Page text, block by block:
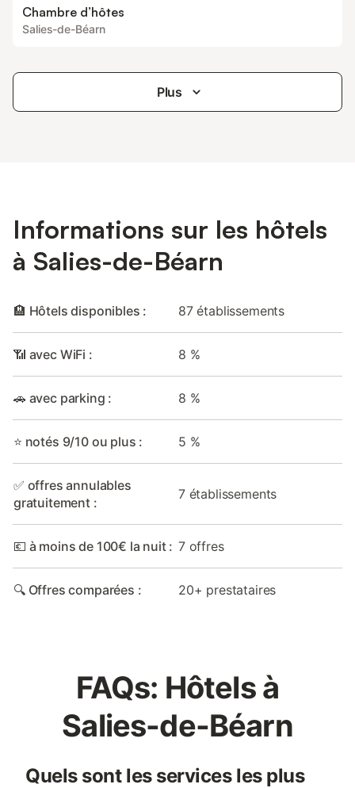
Chambre d’hôtes
Salies-de-Béarn
Plus
Informations sur les hôtels
à Salies-de-Béarn
🏨 Hôtels disponibles : 87 établissements
📶 avec WiFi : 8 %
🚗 avec parking : 8 %
⭐ notés 9/10 ou plus : 5 %
✅ offres annulables
gratuitement :
7 établissements
💶 à moins de 100€ la nuit : 7 offres
🔍 Offres comparées : 20+ prestataires
FAQs: Hôtels à
Salies-de-Béarn
Quels sont les services les plus